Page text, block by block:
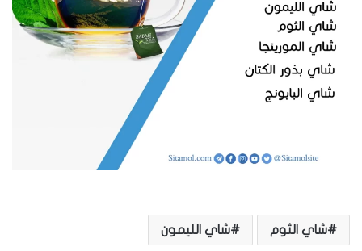
شاي الثوم شاي الليمون